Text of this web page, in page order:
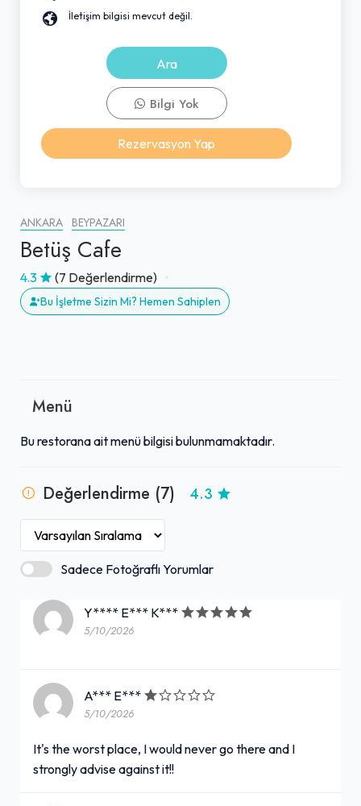
ANKARA BEYPAZARI
Betüş Cafe
4.3 (7 Değerlendirme)
Bu İşletme Sizin Mi? Hemen Sahiplen
Menü
Bu restorana ait menü bilgisi bulunmamaktadır.
Değerlendirme (7) 4.3
Sadece Fotoğraflı Yorumlar
Y**** E*** K***
5/10/2026
A*** E***
5/10/2026
It's the worst place, I would never go there and I
strongly advise against it!!
İletişim bilgisi mevcut değil.
Ara
Bilgi Yok
Rezervasyon Yap